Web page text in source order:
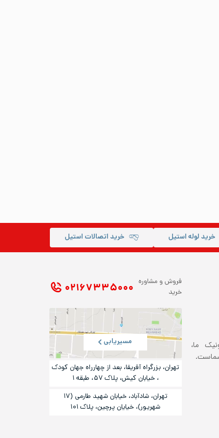
خرید لوله استیل خرید اتصالات استیل
ما،
فروش و مشاوره
خرید
۰۲۱ ۶۷۳۳۵۰۰۰
مسیریابی
تهران، بزرگراه آفریقا، بعد از چهارراه جهان کودک
، خیابان کیش، پلاک ۵۷، طبقه ۱
تهران، شادآباد، خیابان شهید طارمی (۱۷
شهریور)، خیایان پرچین، پلاک ۱۰۱